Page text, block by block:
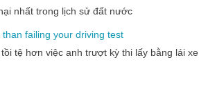
nhất trong lịch sử đất nước
than failing your driving test
tệ hơn việc anh trượt kỳ thi lấy bằng lái xe